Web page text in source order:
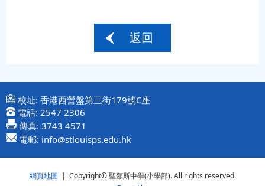
返回
校址: 香港西營盤第三街179號C座
電話: 2547 2306
傳真: 3743 4571
電郵: info@stlouisps.edu.hk
網頁地圖 | Copyright© 聖類斯中學(小學部). All rights reserved.